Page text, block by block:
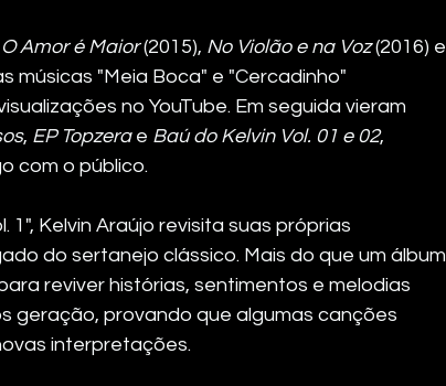
O Amor é Maior (2015), No Violão e na Voz (2016) e
músicas "Meia Boca" e "Cercadinho"
no YouTube. Em seguida vieram
, EP Topzera e Baú do Kelvin Vol. 01 e 02,
com o público.
1", Kelvin Araújo revisita suas próprias
do sertanejo clássico. Mais do que um álbum
reviver histórias, sentimentos e melodias
geração, provando que algumas canções
interpretações.